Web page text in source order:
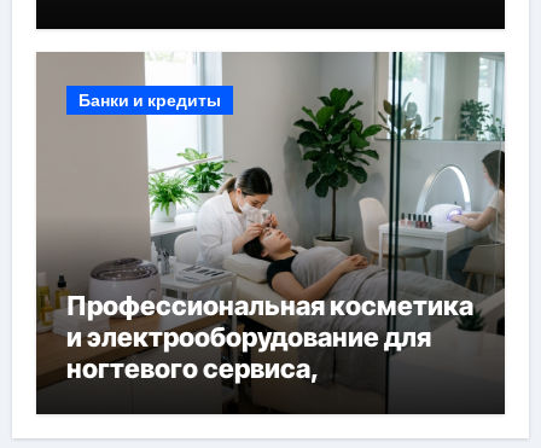
Банки и кредиты
Профессиональная косметика
и электрооборудование для
ногтевого сервиса,
наращивания ресниц и
депиляции